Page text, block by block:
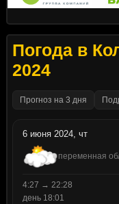
Погода в
2024
Прогноз на 3 дня
6 июня 2024, чт
переменная
4:27 → 22:28
день 18:01